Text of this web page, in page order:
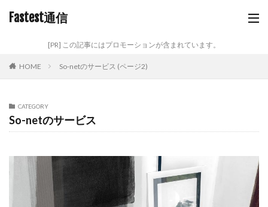
Fastest通信
[PR] この記事にはプロモーションが含まれています。
HOME So-netのサービス (ページ2)
CATEGORY
So-netのサービス